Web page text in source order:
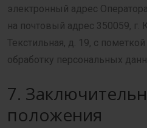
электронный адрес Оператора
на почтовый адрес 350059, г.
Текстильная, д. 19, с
обработку персональных
7.
положения